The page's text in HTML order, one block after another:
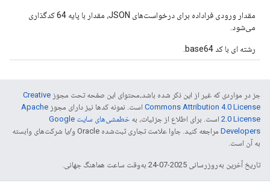
مقدار ورودی فراداده برای درخواست‌های JSON، مقدار با پایه 64 کدگذاری
می‌شود.
رشته ای با کد base64.
جز در مواردی که غیر از این ذکر شده باشد،‌محتوای این صفحه تحت مجوز Creative
Commons Attribution 4.0 License است. نمونه کدها نیز دارای مجوز Apache
2.0 License است. برای اطلاع از جزئیات، به
خطمشی‌های سایت Google
Developers‏
مراجعه کنید. جاوا علامت تجاری ثبت‌شده Oracle و/یا شرکت‌های وابسته
به آن است.
تاریخ آخرین به‌روزرسانی 2025-07-24 به‌وقت ساعت هماهنگ جهانی.